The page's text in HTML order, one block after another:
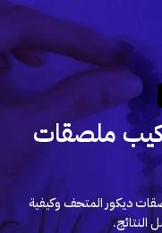
ملصقات
ديكور المتحف وكيفية
النتائج.